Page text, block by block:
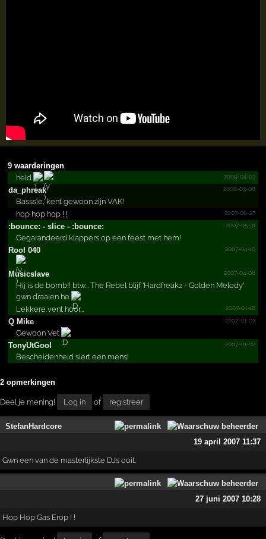
9 waarderingen
2009-04-03
held
da_phreak
2008-03-08
Basssie, kent gewoon zijn VAK!
2007-06-27
hop hop hop ! !
:bounce: - slice - :bounce:
2007-05-31
Gegarandeerd klappers op een feest met hem!
Rool 040
2007-04-10
Musicslave 2007-04-08
Hij is de bomb!! btw... The Rebel blijf 'Hardfreakz - Golden Melody'
gwn draaien he
2007-01-18
Lekkere vent hoor...
Q Mike
2007-01-07
Gewoon Vet
TonyUtGool
2007-01-02
Bescheidenheid siert een mens!
2 opmerkingen
Deel je mening! Log in of registreer
StefanHardcore
19 april 2007 11:37
Gwn een van de masterlijkste DJs ooit.
27 juni 2007 10:28
Hop Hop Gas Erop ! !